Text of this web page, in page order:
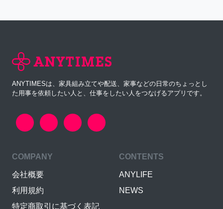
ANYTIMESは、家具組み立てや配送、家事などの日常のちょっとし
た用事を依頼したい人と、仕事をしたい人をつなげるアプリです。
COMPANY
会社概要
利用規約
特定商取引に基づく表記
CONTENTS
ANYLIFE
NEWS